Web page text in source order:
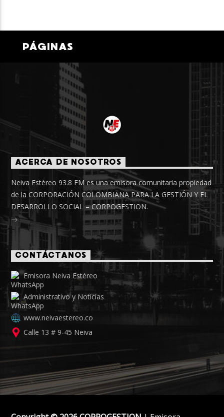
PÁGINAS
ACERCA DE NOSOTROS
Neiva Estéreo 93.8 FM es una emisora comunitaria propiedad
de la CORPORACIÓN COLOMBIANA PARA LA GESTIÓN Y EL
DESARROLLO SOCIAL – CORPOGESTION.
CONTÁCTANOS
Emisora Neiva Estéreo
Administrativo y Noticias
www.neivaestereo.co
Calle 13 # 9-45 Neiva